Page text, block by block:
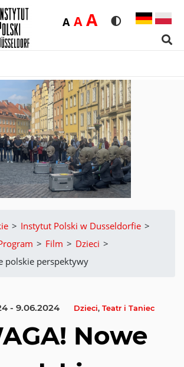
Rozmiar
ADomyślna
AŚrednia
ADużaWersja
> Instytut Polski w Dusseldorfie >
> Film > Dzieci >
polskie perspektywy
- 9.06.2024 Dzieci, Teatr i Taniec
Nowe